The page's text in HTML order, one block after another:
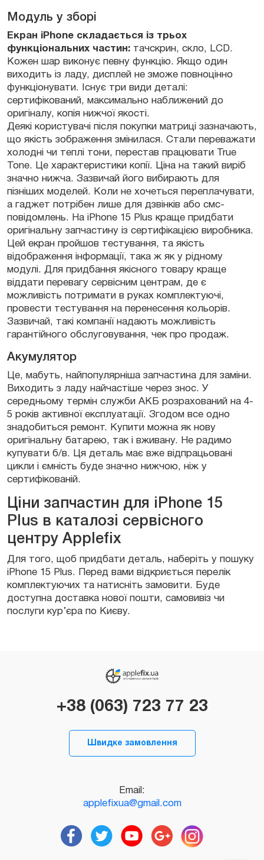
Модуль у зборі
Екран iPhone складається із трьох
функціональних частин: тачскрин, скло, LCD.
Кожен шар виконує певну функцію. Якщо один
виходить із ладу, дисплей не зможе повноцінно
функціонувати. Існує три види деталі:
сертифікований, максимально наближений до
оригіналу, копія нижчої якості.
Деякі користувачі після покупки матриці зазначають,
що якість зображення змінилася. Стали переважати
холодні чи теплі тони, перестав працювати True
Tone. Це характеристики копії. Ціна на такий виріб
значно нижча. Зазвичай його вибирають для
пізніших моделей. Коли не хочеться переплачувати,
а гаджет потрібен лише для дзвінків або смс-
повідомлень. На iPhone 15 Plus краще придбати
оригінальну запчастину із сертифікацією виробника.
Цей екран пройшов тестування, та якість
відображення інформації, така ж як у рідному
модулі. Для придбання якісного товару краще
віддати перевагу сервісним центрам, де є
можливість потримати в руках комплектуючі,
провести тестування на перенесення кольорів.
Зазвичай, такі компанії надають можливість
гарантійного обслуговування, чек про продаж.
Акумулятор
Це, мабуть, найпопулярніша запчастина для заміни.
Виходить з ладу найчастіше через знос. У
середньому термін служби АКБ розрахований на 4-
5 років активної експлуатації. Згодом все одно
знадобиться ремонт. Купити можна як нову
оригінальну батарею, так і вживану. Не радимо
купувати б/в. Ця деталь має вже відпрацьовані
цикли і ємність буде значно нижчою, ніж у
сертифікованій.
Ціни запчастин для iPhone 15
Plus в каталозі сервісного
центру Applefix
Для того, щоб придбати деталь, наберіть у пошуку
iPhone 15 Plus. Перед вами відкриється перелік
комплектуючих та натисніть замовити. Буде
доступна доставка нової пошти, самовивіз чи
послуги кур’єра по Києву.
+38 (063) 723 77 23
Швидке замовлення
Email:
applefixua@gmail.com